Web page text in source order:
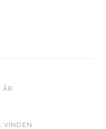
ÅR
VINDEN